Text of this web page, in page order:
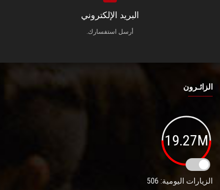
البريد الإلكتروني
أرسل استفسارك.
الزائـرون
19.27M
الزيارات اليومية: 506